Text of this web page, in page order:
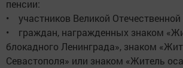
пенсии:
• участников Великой
• граждан, награжденных знаком
блокадного Ленинграда», знаком
Севастополя» или знаком «Житель